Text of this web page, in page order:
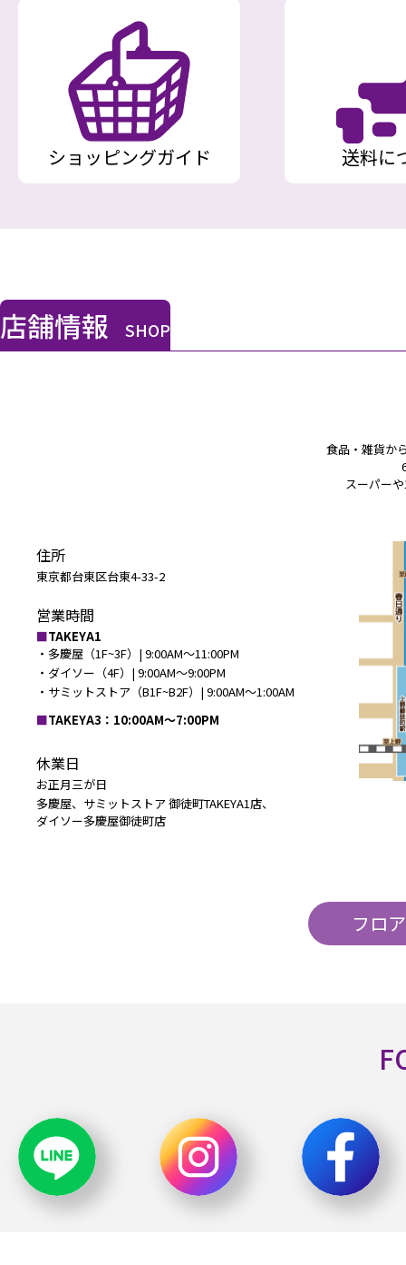
ショッピングガイド 送料に
店舗情報 SHOP
食品・雑貨か
スーパー
住所
東京都台東区台東4-33-2
営業時間
TAKEYA1
・多慶屋（1F~3F）| 9:00AM〜11:00PM
・ダイソー（4F）| 9:00AM〜9:00PM
・サミットストア（B1F~B2F）| 9:00AM〜1:00AM
TAKEYA3：10:00AM〜7:00PM
休業日
お正月三が日
多慶屋、サミットストア 御徒町TAKEYA1店、
ダイソー多慶屋御徒町店
フロ